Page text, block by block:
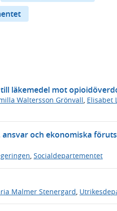
läkemedel mot
Waltersson Grönvall Elisabet
och ekonomiska
, Socialdepartementet
Malmer Stenergard,